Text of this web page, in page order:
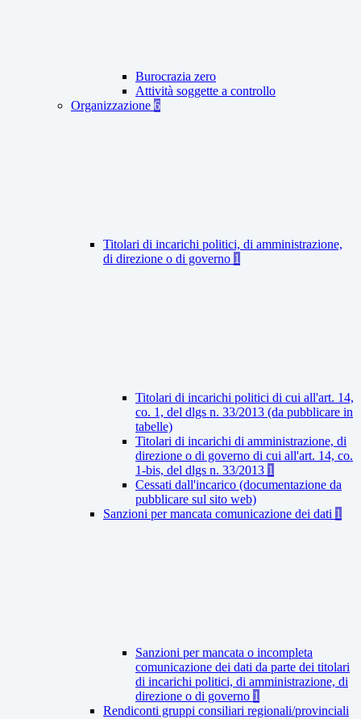
Burocrazia zero
Attività soggette a controllo
Organizzazione 6
Titolari di incarichi politici, di amministrazione,
di direzione o di governo 1
Titolari di incarichi politici di cui all'art. 14,
co. 1, del dlgs n. 33/2013 (da pubblicare in
tabelle)
Titolari di incarichi di amministrazione, di
direzione o di governo di cui all'art. 14, co.
1-bis, del dlgs n. 33/2013 1
Cessati dall'incarico (documentazione da
pubblicare sul sito web)
Sanzioni per mancata comunicazione dei dati 1
Sanzioni per mancata o incompleta
comunicazione dei dati da parte dei titolari
di incarichi politici, di amministrazione, di
direzione o di governo 1
Rendiconti gruppi consiliari regionali/provinciali